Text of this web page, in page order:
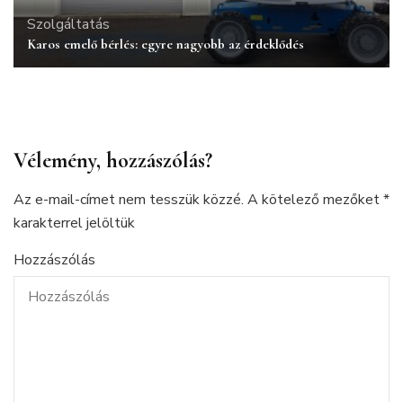
Szolgáltatás
Karos emelő bérlés: egyre nagyobb az érdeklődés
Vélemény, hozzászólás?
Az e-mail-címet nem tesszük közzé. A kötelező mezőket*
karakterrel jelöltük
Hozzászólás